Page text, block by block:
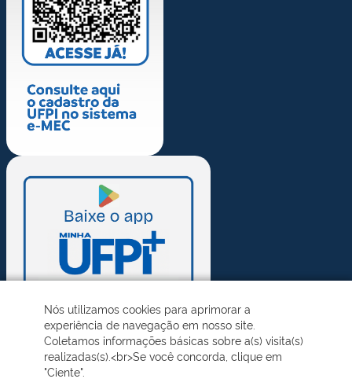
Nós utilizamos cookies para aprimorar a
experiência de navegação em nosso site.
Coletamos informações básicas sobre a(s) visita(s)
realizadas(s).<br>Se você concorda, clique em
"Ciente".